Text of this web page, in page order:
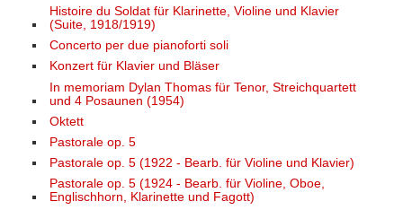
Histoire du Soldat für Klarinette, Violine und Klavier
(Suite, 1918/1919)
Concerto per due pianoforti soli
Konzert für Klavier und Bläser
In memoriam Dylan Thomas für Tenor, Streichquartett
und 4 Posaunen (1954)
Oktett
Pastorale op. 5
Pastorale op. 5 (1922 - Bearb. für Violine und Klavier)
Pastorale op. 5 (1924 - Bearb. für Violine, Oboe,
Englischhorn, Klarinette und Fagott)